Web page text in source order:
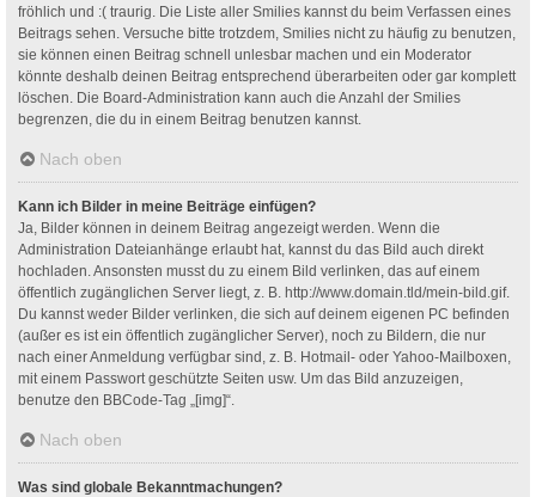
fröhlich und :( traurig. Die Liste aller Smilies kannst du beim Verfassen eines
Beitrags sehen. Versuche bitte trotzdem, Smilies nicht zu häufig zu benutzen,
sie können einen Beitrag schnell unlesbar machen und ein Moderator
könnte deshalb deinen Beitrag entsprechend überarbeiten oder gar komplett
löschen. Die Board-Administration kann auch die Anzahl der Smilies
begrenzen, die du in einem Beitrag benutzen kannst.
Nach oben
Kann ich Bilder in meine Beiträge einfügen?
Ja, Bilder können in deinem Beitrag angezeigt werden. Wenn die
Administration Dateianhänge erlaubt hat, kannst du das Bild auch direkt
hochladen. Ansonsten musst du zu einem Bild verlinken, das auf einem
öffentlich zugänglichen Server liegt, z. B. http://www.domain.tld/mein-bild.gif.
Du kannst weder Bilder verlinken, die sich auf deinem eigenen PC befinden
(außer es ist ein öffentlich zugänglicher Server), noch zu Bildern, die nur
nach einer Anmeldung verfügbar sind, z. B. Hotmail- oder Yahoo-Mailboxen,
mit einem Passwort geschützte Seiten usw. Um das Bild anzuzeigen,
benutze den BBCode-Tag „[img]“.
Nach oben
Was sind globale Bekanntmachungen?